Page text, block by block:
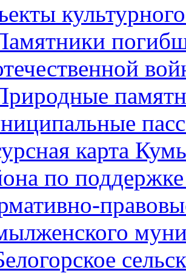
карта
по